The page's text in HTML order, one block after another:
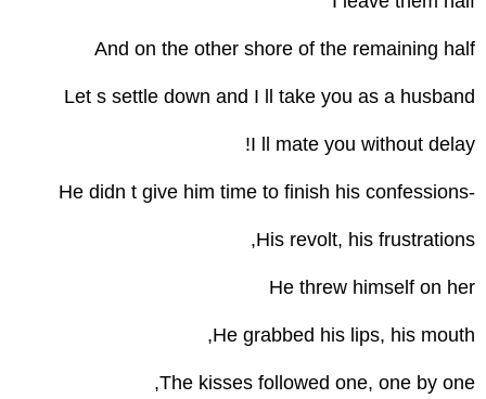
And on the other shore of the remaining half
Let s settle down and I ll take you as a husband
I ll mate you without delay!
-He didn t give him time to finish his confessions
His revolt, his frustrations,
He threw himself on her
He grabbed his lips, his mouth,
The kisses followed one, one by one,